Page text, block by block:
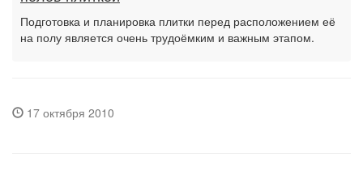
Подготовка и планировка плитки перед расположением её
на полу является очень трудоёмким и важным этапом.
17 октября 2010